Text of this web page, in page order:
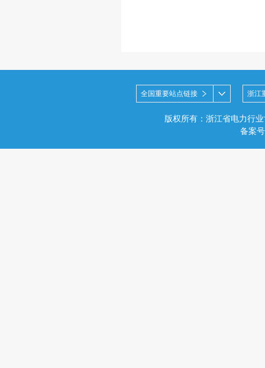
全国重要站点链接 浙江
版权所有：浙江省电力行
备案